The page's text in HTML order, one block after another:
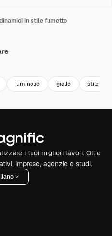
in stile fumetto
luminoso giallo stile
i tuoi migliori lavori. Oltre
imprese, agenzie e studi.